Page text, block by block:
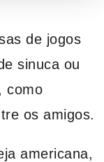
de jogos
sinuca ou
como
os amigos.
americana,